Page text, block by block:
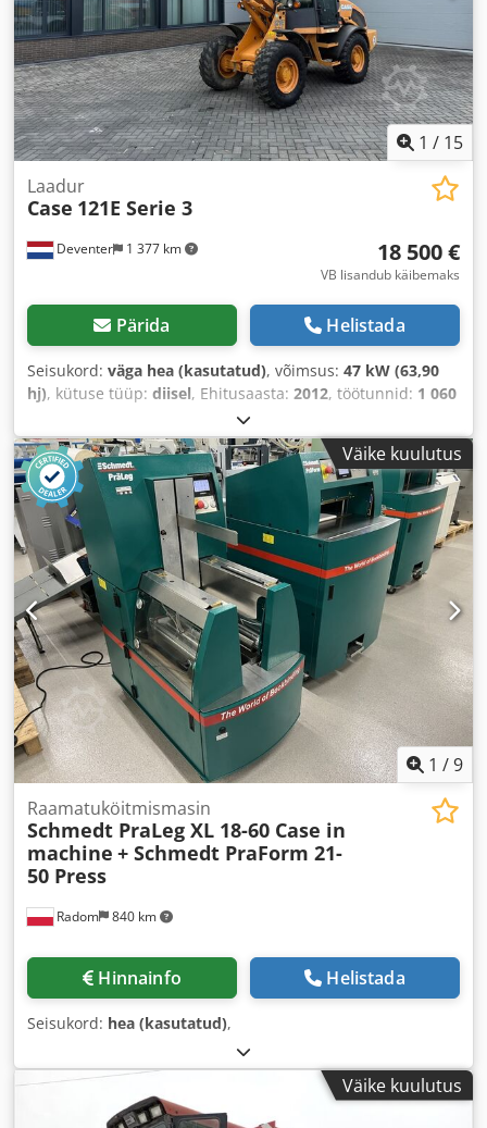
1 / 15
Deventer 1 377 km
Laadur
Case 121E Serie 3
18 500 €
VB lisandub käibemaks
Pärida Helistada
Seisukord: väga hea (kasutatud), võimsus: 47 kW (63,90
hj), kütuse tüüp: diisel, Ehitusaasta: 2012, töötunnid: 1 060
Väike kuulutus
1 /9
Radom 840 km
Raamatuköitmismasin
Schmedt PraLeg XL 18-60 Case in
machine + Schmedt PraForm 21-
50 Press
Hinnainfo Helistada
Seisukord: hea (kasutatud),
Väike kuulutus